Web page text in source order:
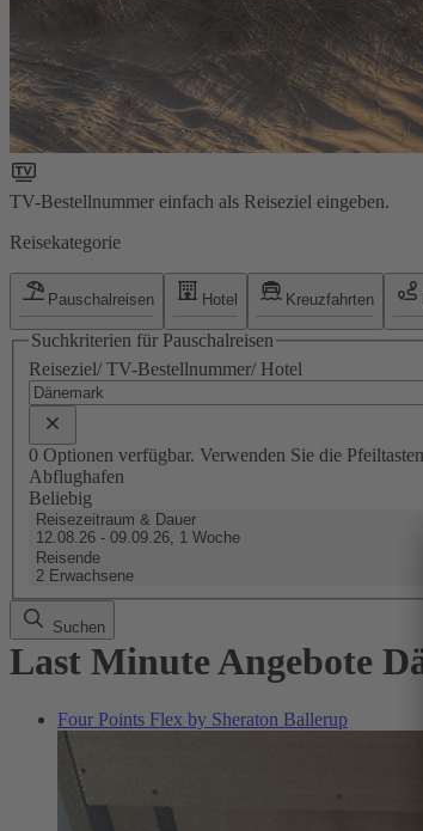
TV-Bestellnummer einfach als Reiseziel eingeben.
Reisekategorie
Pauschalreisen Hotel Kreuzfahrten
Suchkriterien für Pauschalreisen
Reiseziel/ TV-Bestellnummer/ Hotel
0 Optionen verfügbar. Verwenden Sie die
Abflughafen
Beliebig
Reisezeitraum & Dauer
12.08.26 - 09.09.26, 1 Woche
Reisende
2 Erwachsene
Suchen
Last Minute Angebote
Four Points Flex by Sheraton Ballerup